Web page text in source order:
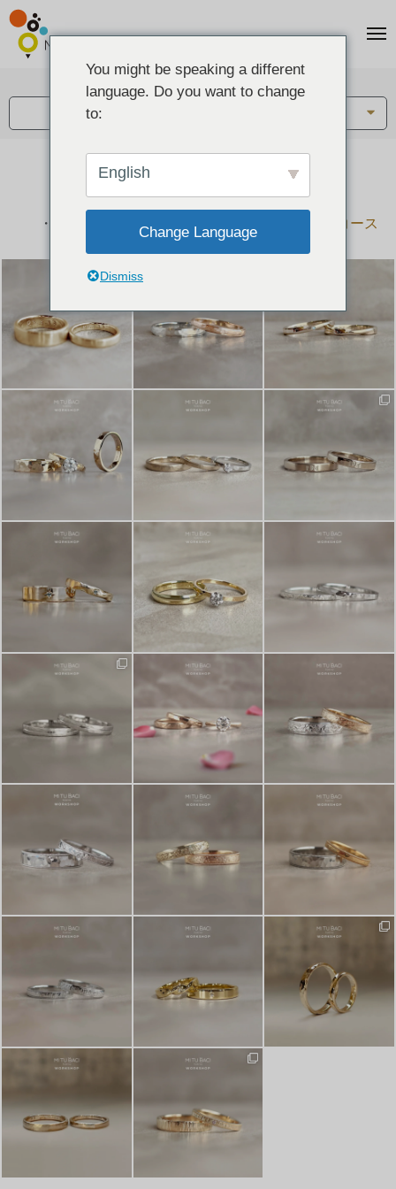
結婚指輪とペアリングのデザイン集
下記コースで手作りされた作品をご紹介します
手作り結婚指輪コース
手作りペアリングコース
You might be speaking a different
language. Do you want to change
to:
English
Change Language
Dismiss